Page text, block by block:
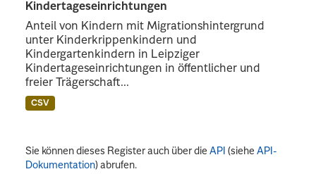
Kindertageseinrichtungen
Anteil von Kindern mit Migrationshintergrund
unter Kinderkrippenkindern und
Kindergartenkindern in Leipziger
Kindertageseinrichtungen in öffentlicher und
freier Trägerschaft...
CSV
Sie können dieses Register auch über dieAPI (sieheAPI-
Dokumentation) abrufen.